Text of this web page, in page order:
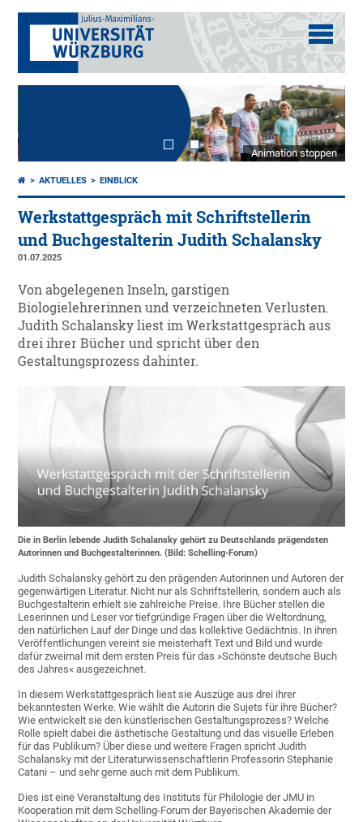
Animation stoppen
AKTUELLES EINBLICK
Werkstattgespräch mit Schriftstellerin
und Buchgestalterin Judith Schalansky
01.07.2025
Von abgelegenen Inseln, garstigen
Biologielehrerinnen und verzeichneten Verlusten.
Judith Schalansky liest im Werkstattgespräch aus
drei ihrer Bücher und spricht über den
Gestaltungsprozess dahinter.
Die in Berlin lebende Judith Schalansky gehört zu Deutschlands prägendsten
Autorinnen und Buchgestalterinnen. (Bild: Schelling-Forum)
Judith Schalansky gehört zu den prägenden Autorinnen und Autoren der
gegenwärtigen Literatur. Nicht nur als Schriftstellerin, sondern auch als
Buchgestalterin erhielt sie zahlreiche Preise. Ihre Bücher stellen die
Leserinnen und Leser vor tiefgründige Fragen über die Weltordnung,
den natürlichen Lauf der Dinge und das kollektive Gedächtnis. In ihren
Veröffentlichungen vereint sie meisterhaft Text und Bild und wurde
dafür zweimal mit dem ersten Preis für das »Schönste deutsche Buch
des Jahres« ausgezeichnet.
In diesem Werkstattgespräch liest sie Auszüge aus drei ihrer
bekanntesten Werke. Wie wählt die Autorin die Sujets für ihre Bücher?
Wie entwickelt sie den künstlerischen Gestaltungsprozess? Welche
Rolle spielt dabei die ästhetische Gestaltung und das visuelle Erleben
für das Publikum? Über diese und weitere Fragen spricht Judith
Schalansky mit der Literaturwissenschaftlerin Professorin Stephanie
Catani – und sehr gerne auch mit dem Publikum.
Dies ist eine Veranstaltung des Instituts für Philologie der JMU in
Kooperation mit dem Schelling-Forum der Bayerischen Akademie der